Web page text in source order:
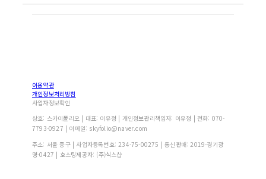
이용약관
개인정보처리방침
사업자정보확인
상호: 스카이폴리오 | 대표: 이유정 | 개인정보관리책임자: 이유정 | 전화: 070-
7793-0927 | 이메일: skyfolio@naver.com
주소: 서울 중구 | 사업자등록번호: 234-75-00275 | 통신판매: 2019-경기광
명-0427 | 호스팅제공자: (주)식스샵